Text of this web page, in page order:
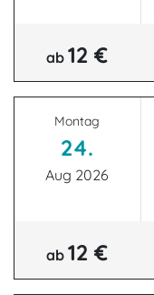
ab12 €
Montag
24.
Aug 2026
ab12 €